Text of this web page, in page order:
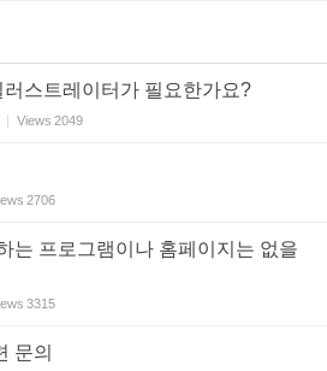
스트레이터가 필요한가요?
Views 2049
2706
는 프로그램이나 홈페이지는 없을
3315
문의